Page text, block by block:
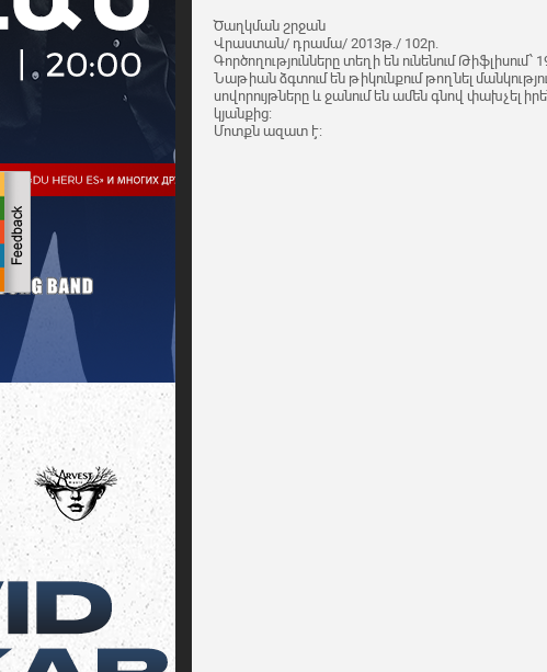
Ծաղկման շրջան
Վրաստան/ դրամա/ 2013թ./ 102ր.
Գործողությունները տեղի են ունենում
Նաթիան ձգտում են թիկունքում թողնել
սովորույթները և ջանում են ամեն գնով փախչել
կյանքից:
Մոտքն ազատ է: